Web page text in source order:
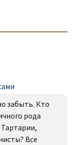
забыть. Кто
рода
Все